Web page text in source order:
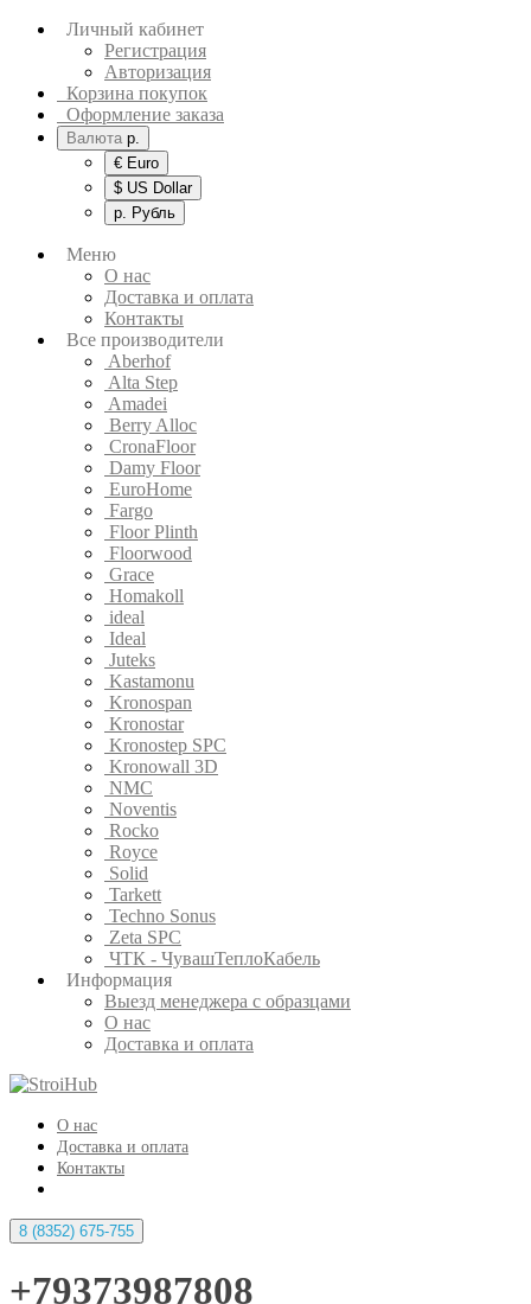
Личный кабинет
Регистрация
Авторизация
Корзина покупок
Оформление заказа
Валюта р.
€ Euro
$ US Dollar
р. Рубль
Меню
О нас
Доставка и оплата
Контакты
Все производители
Aberhof
Alta Step
Amadei
Berry Alloc
CronaFloor
Damy Floor
EuroHome
Fargo
Floor Plinth
Floorwood
Grace
Homakoll
ideal
Ideal
Juteks
Kastamonu
Kronospan
Kronostar
Kronostep SPC
Kronowall 3D
NMC
Noventis
Rocko
Royce
Solid
Tarkett
Techno Sonus
Zeta SPC
ЧТК - ЧувашТеплоКабель
Информация
Выезд менеджера с образцами
О нас
Доставка и оплата
О нас
Доставка и оплата
Контакты
8 (8352) 675-755
+79373987808